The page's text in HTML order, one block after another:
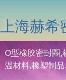
上海赫希
O型橡胶密封圈,
温材料,橡塑制品.